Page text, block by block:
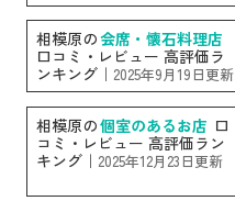
相模原の会席・懐石料理店
口コミ・レビュー 高評価ラ
ンキング｜ 2025年9月19日更新
相模原の個室のあるお店 口
コミ・レビュー 高評価ラン
キング｜ 2025年12月23日更新